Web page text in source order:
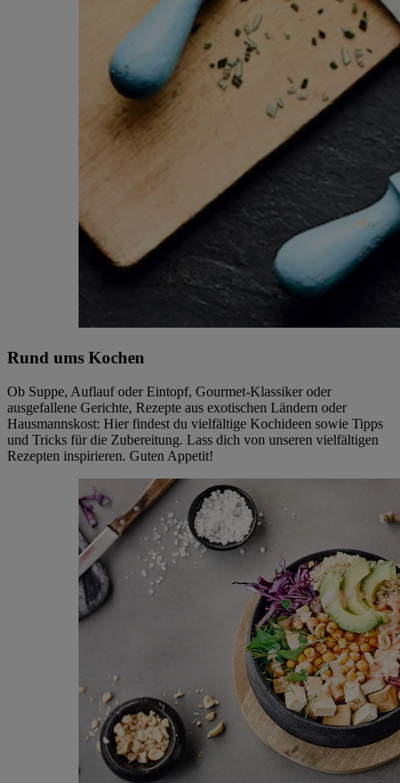
Rund ums Kochen
Ob Suppe, Auflauf oder Eintopf, Gourmet-Klassiker oder
ausgefallene Gerichte, Rezepte aus exotischen Ländern oder
Hausmannskost: Hier findest du vielfältige Kochideen sowie Tipps
und Tricks für die Zubereitung. Lass dich von unseren vielfältigen
Rezepten inspirieren. Guten Appetit!